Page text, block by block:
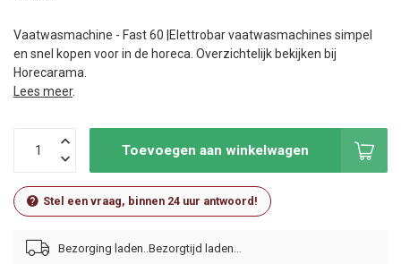
Vaatwasmachine - Fast 60 |Elettrobar vaatwasmachines simpel
en snel kopen voor in de horeca. Overzichtelijk bekijken bij
Horecarama.
Lees meer.
Toevoegen aan winkelwagen
Stel een vraag, binnen 24 uur antwoord!
Bezorging laden..